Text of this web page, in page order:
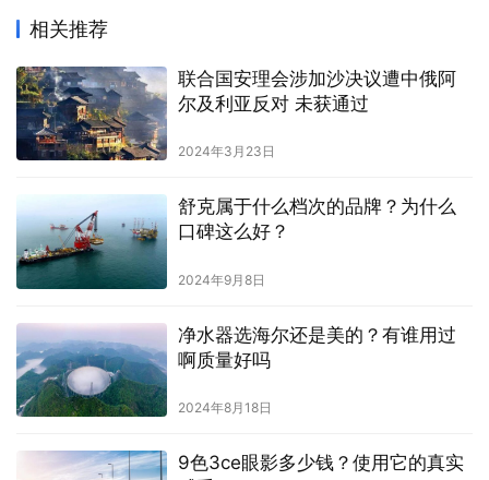
相关推荐
联合国安理会涉加沙决议遭中俄阿
尔及利亚反对 未获通过
2024年3月23日
舒克属于什么档次的品牌？为什么
口碑这么好？
2024年9月8日
净水器选海尔还是美的？有谁用过
啊质量好吗
2024年8月18日
9色3ce眼影多少钱？使用它的真实